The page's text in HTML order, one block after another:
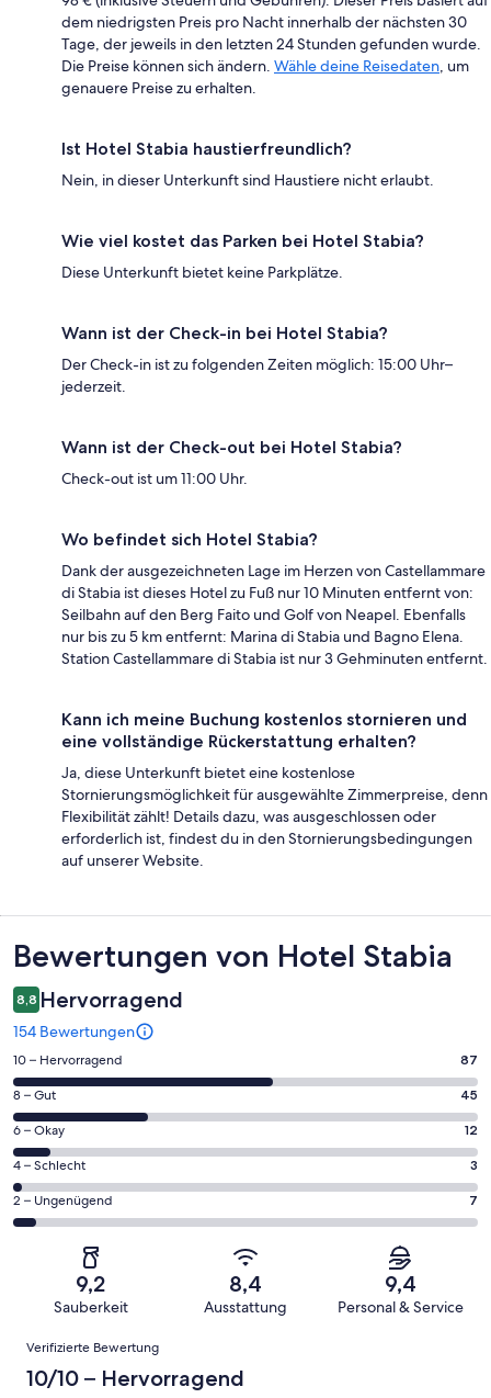
dem niedrigsten Preis pro Nacht innerhalb der nächsten 30
Tage, der jeweils in den letzten 24 Stunden gefunden wurde.
Die Preise können sich ändern. Wähle deine Reisedaten, um
genauere Preise zu erhalten.
Ist Hotel Stabia haustierfreundlich?
Nein, in dieser Unterkunft sind Haustiere nicht erlaubt.
Wie viel kostet das Parken bei Hotel Stabia?
Diese Unterkunft bietet keine Parkplätze.
Wann ist der Check-in bei Hotel Stabia?
Der Check-in ist zu folgenden Zeiten möglich: 15:00 Uhr–
jederzeit.
Wann ist der Check-out bei Hotel Stabia?
Check-out ist um 11:00 Uhr.
Wo befindet sich Hotel Stabia?
Dank der ausgezeichneten Lage im Herzen von Castellammare
di Stabia ist dieses Hotel zu Fuß nur 10 Minuten entfernt von:
Seilbahn auf den Berg Faito und Golf von Neapel. Ebenfalls
nur bis zu 5 km entfernt: Marina di Stabia und Bagno Elena.
Station Castellammare di Stabia ist nur 3 Gehminuten entfernt.
Kann ich meine Buchung kostenlos stornieren und
eine vollständige Rückerstattung erhalten?
Ja, diese Unterkunft bietet eine kostenlose
Stornierungsmöglichkeit für ausgewählte Zimmerpreise, denn
Flexibilität zählt! Details dazu, was ausgeschlossen oder
erforderlich ist, findest du in den Stornierungsbedingungen
auf unserer Website.
Bewertungen
Bewertungen von Hotel Stabia
8,8 Hervorragend
154 Bewertungen
87
von
insgesamt
154
Gästebewertungen
haben
eine
Bewertung
Hervorragend
10 – Hervorragend 87
45
von
insgesamt
154
Gästebewertungen
haben
Bewertung
Gut
8 – Gut 45
12
von
insgesamt
154
Gästebewertungen
Bewertung
Okay
6 – Okay 12
3
von
insgesamt
Gästebewertungen
von
4 – Schlecht 3
7
von
insgesamt
Gästebewertungen
haben
eine
von
2 – Ungenügend 7
9,2
Sauberkeit
8,4
Ausstattung
9,4
Personal & Service
Bewertungen
Verifizierte Bewertung
10/10 – Hervorragend